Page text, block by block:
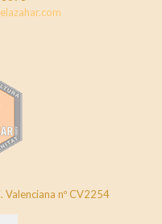
Valenciana nº CV2254